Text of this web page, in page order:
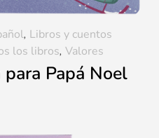
Papá Noel
, Libros y cuentos
los libros, Valores